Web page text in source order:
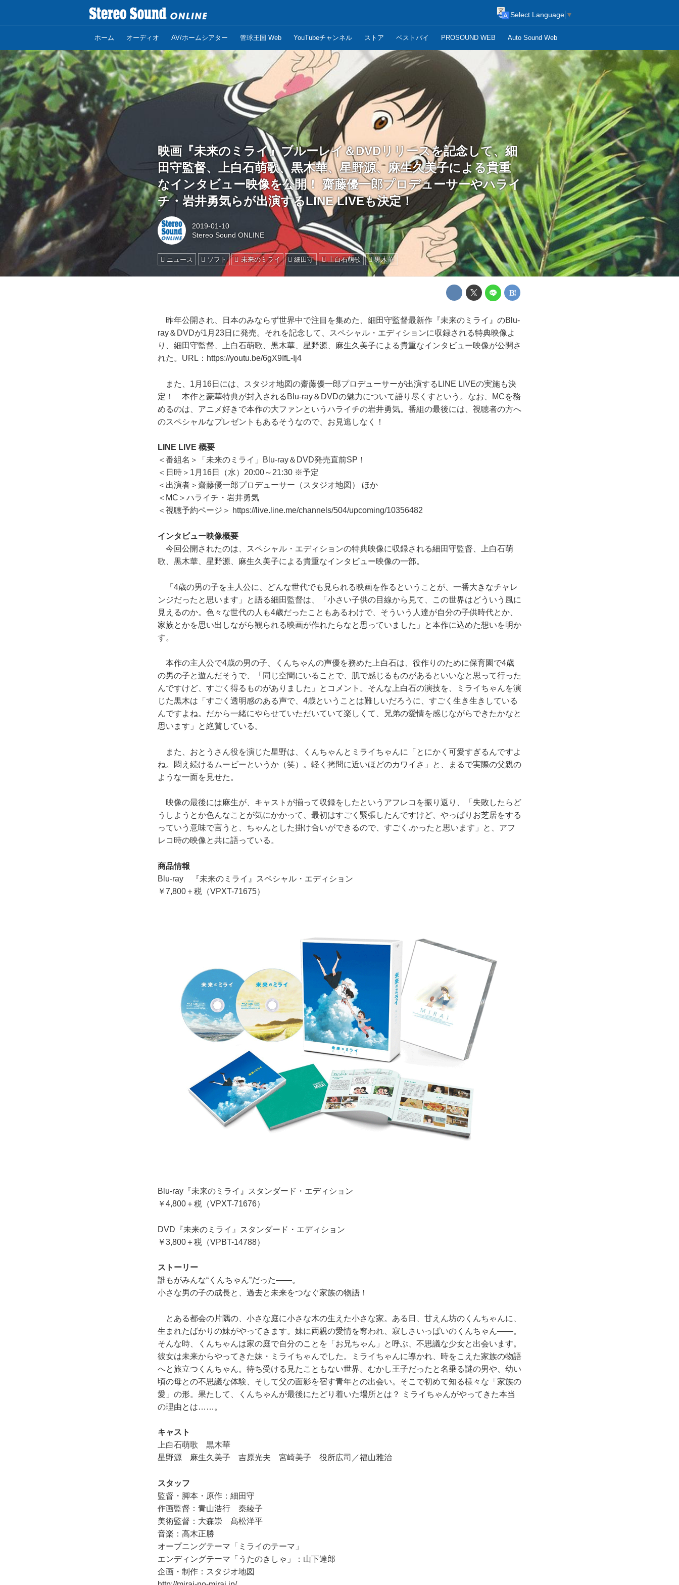
ホーム オーディオ AV/ホームシアター 管球王国 Web YouTubeチャンネル ストア ベストバイ PROSOUND WEB Auto Sound Web
Select Language ▼
映画『未来のミライ』ブルーレイ＆DVDリリースを記念して、細
田守監督、上白石萌歌、黒木華、星野源、麻生久美子による貴重
なインタビュー映像を公開！ 齋藤優一郎プロデューサーやハライ
チ・岩井勇気らが出演するLINE LIVEも決定！
2019-01-10
Stereo Sound ONLINE
ニュース ソフト 未来のミライ 細田守 上白石萌歌 黒木華
昨年公開され、日本のみならず世界中で注目を集めた、細田守監督最新作『未来のミライ』のBlu-
ray＆DVDが1月23日に発売。それを記念して、スペシャル・エディションに収録される特典映像よ
り、細田守監督、上白石萌歌、黒木華、星野源、麻生久美子による貴重なインタビュー映像が公開さ
れた。URL： https://youtu.be/6gX9IfL-Ij4
また、1月16日には、スタジオ地図の齋藤優一郎プロデューサーが出演するLINE LIVEの実施も決
定！ 本作と豪華特典が封入されるBlu-ray＆DVDの魅力について語り尽くすという。なお、MCを務
めるのは、アニメ好きで本作の大ファンというハライチの岩井勇気。番組の最後には、視聴者の方へ
のスペシャルなプレゼントもあるそうなので、お見逃しなく！
LINE LIVE 概要
＜番組名＞「未来のミライ」Blu-ray＆DVD発売直前SP！
＜日時＞1月16日（水）20:00～21:30 ※予定
＜出演者＞齋藤優一郎プロデューサー（スタジオ地図） ほか
＜MC＞ハライチ・岩井勇気
＜視聴予約ページ＞ https://live.line.me/channels/504/upcoming/10356482
インタビュー映像概要
今回公開されたのは、スペシャル・エディションの特典映像に収録される細田守監督、上白石萌
歌、黒木華、星野源、麻生久美子による貴重なインタビュー映像の一部。
「4歳の男の子を主人公に、どんな世代でも見られる映画を作るということが、一番大きなチャレ
ンジだったと思います」と語る細田監督は、「小さい子供の目線から見て、この世界はどういう風に
見えるのか。色々な世代の人も4歳だったこともあるわけで、そういう人達が自分の子供時代とか、
家族とかを思い出しながら観られる映画が作れたらなと思っていました」と本作に込めた想いを明か
す。
本作の主人公で4歳の男の子、くんちゃんの声優を務めた上白石は、役作りのために保育園で4歳
の男の子と遊んだそうで、「同じ空間にいることで、肌で感じるものがあるといいなと思って行った
んですけど、すごく得るものがありました」とコメント。そんな上白石の演技を、ミライちゃんを演
じた黒木は「すごく透明感のある声で、4歳ということは難しいだろうに、すごく生き生きしている
んですよね。だから一緒にやらせていただいていて楽しくて、兄弟の愛情を感じながらできたかなと
思います」と絶賛している。
また、おとうさん役を演じた星野は、くんちゃんとミライちゃんに「とにかく可愛すぎるんですよ
ね。悶え続けるムービーというか（笑）。軽く拷問に近いほどのカワイさ」と、まるで実際の父親の
ような一面を見せた。
映像の最後には麻生が、キャストが揃って収録をしたというアフレコを振り返り、「失敗したらど
うしようとか色んなことが気にかかって、最初はすごく緊張したんですけど、やっぱりお芝居をする
っていう意味で言うと、ちゃんとした掛け合いができるので、すごく.かったと思います」と、アフ
レコ時の映像と共に語っている。
商品情報
Blu-ray 『未来のミライ』スペシャル・エディション
￥7,800＋税（VPXT-71675）
Blu-ray『未来のミライ』スタンダード・エディション
￥4,800＋税（VPXT-71676）
DVD『未来のミライ』スタンダード・エディション
￥3,800＋税（VPBT-14788）
ストーリー
誰もがみんな“くんちゃん”だった――。
小さな男の子の成長と、過去と未来をつなぐ家族の物語！
とある都会の片隅の、小さな庭に小さな木の生えた小さな家。ある日、甘えん坊のくんちゃんに、
生まれたばかりの妹がやってきます。妹に両親の愛情を奪われ、寂しさいっぱいのくんちゃん――。
そんな時、くんちゃんは家の庭で自分のことを「お兄ちゃん」と呼ぶ、不思議な少女と出会います。
彼女は未来からやってきた妹・ミライちゃんでした。ミライちゃんに導かれ、時をこえた家族の物語
へと旅立つくんちゃん。待ち受ける見たこともない世界。むかし王子だったと名乗る謎の男や、幼い
頃の母との不思議な体験、そして父の面影を宿す青年との出会い。そこで初めて知る様々な「家族の
愛」の形。果たして、くんちゃんが最後にたどり着いた場所とは？ ミライちゃんがやってきた本当
の理由とは……。
キャスト
上白石萌歌 黒木華
星野源 麻生久美子 吉原光夫 宮崎美子 役所広司／福山雅治
スタッフ
監督・脚本・原作：細田守
作画監督：青山浩行 秦綾子
美術監督：大森崇 髙松洋平
音楽：高木正勝
オープニングテーマ「ミライのテーマ」
エンディングテーマ「うたのきしゃ」：山下達郎
企画・制作：スタジオ地図